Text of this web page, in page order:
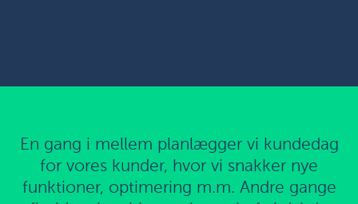
En gang i mellem planlægger vi kundedag
for vores kunder, hvor vi snakker nye
funktioner, optimering m.m. Andre gange